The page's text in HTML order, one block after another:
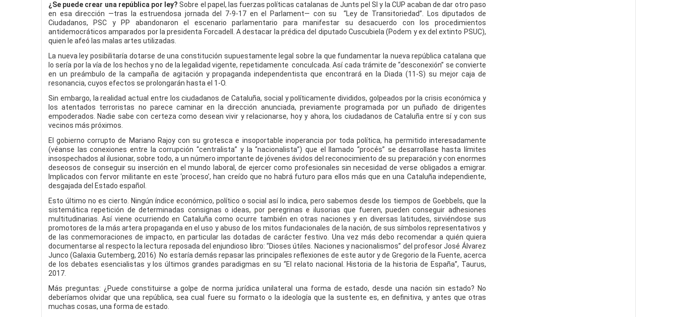
¿Se puede crear una república por ley? Sobre el papel, las fuerzas políticas catalanas de Junts pel SI y la CUP acaban de dar otro paso
en esa dirección —tras la estruendosa jornada del 7-9-17 en el Parlament— con su “Ley de Transitoriedad”. Los diputados de
Ciudadanos, PSC y PP abandonaron el escenario parlamentario para manifestar su desacuerdo con los procedimientos
antidemocráticos amparados por la presidenta Forcadell. A destacar la prédica del diputado Cuscubiela (Podem y ex del extinto PSUC),
quien le afeó las malas artes utilizadas.
La nueva ley posibilitaría dotarse de una constitución supuestamente legal sobre la que fundamentar la nueva república catalana que
lo sería por la vía de los hechos y no de la legalidad vigente, repetidamente conculcada. Así cada trámite de “desconexión” se convierte
en un preámbulo de la campaña de agitación y propaganda independentista que encontrará en la Diada (11-S) su mejor caja de
resonancia, cuyos efectos se prolongarán hasta el 1-O.
Sin embargo, la realidad actual entre los ciudadanos de Cataluña, social y políticamente divididos, golpeados por la crisis económica y
los atentados terroristas no parece caminar en la dirección anunciada, previamente programada por un puñado de dirigentes
empoderados. Nadie sabe con certeza como desean vivir y relacionarse, hoy y ahora, los ciudadanos de Cataluña entre sí y con sus
vecinos más próximos.
El gobierno corrupto de Mariano Rajoy con su grotesca e insoportable inoperancia por toda política, ha permitido interesadamente
(véanse las conexiones entre la corrupción “centralista” y la “nacionalista”) que el llamado “procés” se desarrollase hasta límites
insospechados al ilusionar, sobre todo, a un número importante de jóvenes ávidos del reconocimiento de su preparación y con enormes
deseosos de conseguir su inserción en el mundo laboral, de ejercer como profesionales sin necesidad de verse obligados a emigrar.
Implicados con fervor militante en este ‘proceso’, han creído que no habrá futuro para ellos más que en una Cataluña independiente,
desgajada del Estado español.
Esto último no es cierto. Ningún índice económico, político o social así lo indica, pero sabemos desde los tiempos de Goebbels, que la
sistemática repetición de determinadas consignas o ideas, por peregrinas e ilusorias que fueren, pueden conseguir adhesiones
multitudinarias. Así viene ocurriendo en Cataluña como ocurre también en otras naciones y en diversas latitudes, sirviéndose sus
promotores de la más artera propaganda en el uso y abuso de los mitos fundacionales de la nación, de sus símbolos representativos y
de las conmemoraciones de impacto, en particular las dotadas de carácter festivo. Una vez más debo recomendar a quién quiera
documentarse al respecto la lectura reposada del enjundioso libro: “Dioses útiles. Naciones y nacionalismos” del profesor José Álvarez
Junco (Galaxia Gutemberg, 2016) No estaría demás repasar las principales reflexiones de este autor y de Gregorio de la Fuente, acerca
de los debates esencialistas y los últimos grandes paradigmas en su “El relato nacional. Historia de la historia de España”, Taurus,
2017.
Más preguntas: ¿Puede constituirse a golpe de norma jurídica unilateral una forma de estado, desde una nación sin estado? No
deberíamos olvidar que una república, sea cual fuere su formato o la ideología que la sustente es, en definitiva, y antes que otras
muchas cosas, una forma de estado.